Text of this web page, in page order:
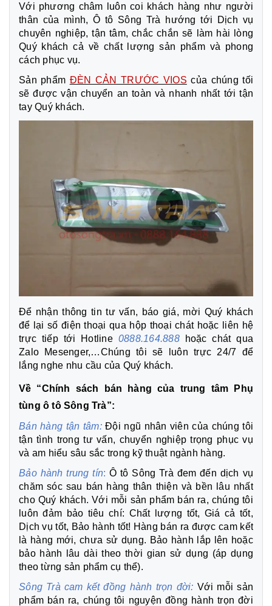
Với phương châm luôn coi khách hàng như người
thân của mình, Ô tô Sông Trà hướng tới Dịch vụ
chuyên nghiệp, tận tâm, chắc chắn sẽ làm hài lòng
Quý khách cả về chất lượng sản phẩm và phong
cách phục vụ.
Sản phẩm ĐÈN CẢN TRƯỚC VIOS của chúng tối
sẽ được vận chuyển an toàn và nhanh nhất tới tận
tay Quý khách.
Để nhận thông tin tư vấn, báo giá, mời Quý khách
để lại số điện thoại qua hộp thoại chát hoặc liên hệ
trực tiếp tới Hotline 0888.164.888hoặc chát qua
Zalo Mesenger,…Chúng tôi sẽ luôn trực 24/7 để
lắng nghe nhu cầu của Quý khách.
Về “Chính sách bán hàng của trung tâm Phụ
tùng ô tô Sông Trà”:
Bán hàng tận tâm: Đội ngũ nhân viên của chúng tôi
tận tình trong tư vấn, chuyển nghiệp trọng phục vụ
và am hiểu sâu sắc trong kỹ thuật ngành hàng.
Bảo hành trung tín:Ô tô Sông Trà đem đến dịch vụ
chăm sóc sau bán hàng thân thiện và bền lâu nhất
cho Quý khách. Với mỗi sản phẩm bán ra, chúng tôi
luôn đảm bảo tiêu chí: Chất lượng tốt, Giá cả tốt,
Dịch vụ tốt, Bảo hành tốt! Hàng bán ra được cam kết
là hàng mới, chưa sử dụng. Bảo hành lắp lên hoặc
bảo hành lâu dài theo thời gian sử dụng (áp dụng
theo từng sản phẩm cụ thể).
Sông Trà cam kết đồng hành trọn đời: Với mỗi sản
phẩm bán ra, chúng tôi nguyện đồng hành trọn đời